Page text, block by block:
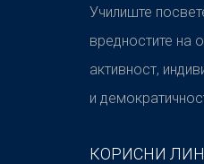
Училиште
вредностите на
активност,
и
КОРИСНИ